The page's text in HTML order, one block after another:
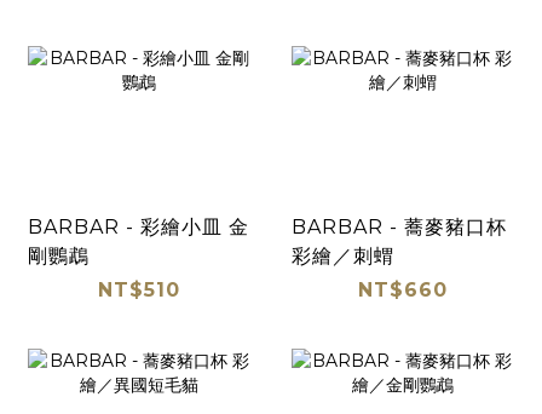
BARBAR - 彩繪小皿 金
剛鸚鵡
NT$510
BARBAR - 蕎麥豬口杯
彩繪／刺蝟
NT$660